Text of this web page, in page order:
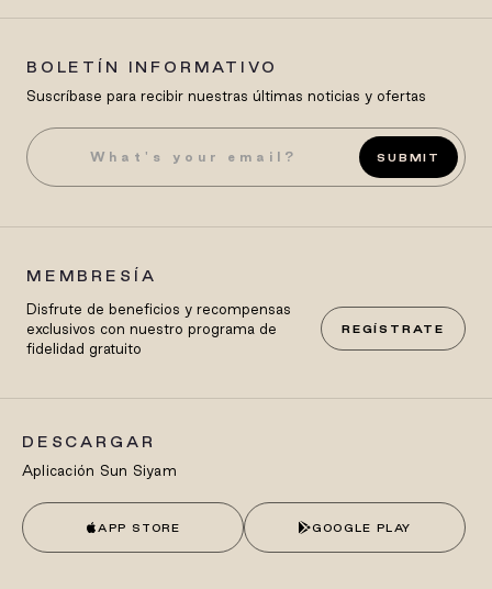
BOLETÍN INFORMATIVO
Suscríbase para recibir nuestras últimas noticias y ofertas
SUBMIT
MEMBRESÍA
Disfrute de beneficios y recompensas
exclusivos con nuestro programa de
fidelidad gratuito
REGÍSTRATE
DESCARGAR
Aplicación Sun Siyam
APP STORE GOOGLE PLAY